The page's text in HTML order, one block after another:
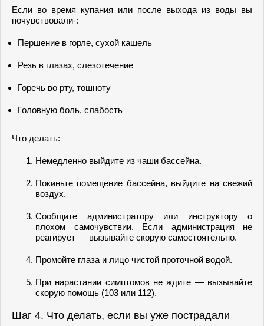
Если во время купания или после выхода из воды вы
почувствовали-:
Першение в горле, сухой кашель
Резь в глазах, слезотечение
Горечь во рту, тошноту
Головную боль, слабость
Что делать:
Немедленно выйдите из чаши бассейна.
Покиньте помещение бассейна, выйдите на свежий
воздух.
Сообщите администратору или инструктору о
плохом самочувствии. Если администрация не
реагирует — вызывайте скорую самостоятельно.
Промойте глаза и лицо чистой проточной водой.
При нарастании симптомов не ждите — вызывайте
скорую помощь (103 или 112).
Шаг 4. Что делать, если вы уже пострадали